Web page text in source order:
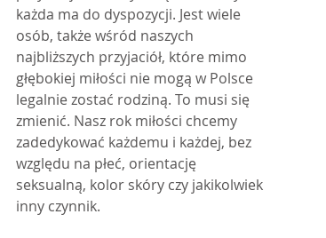
każda ma do dyspozycji. Jest wiele
osób, także wśród naszych
najbliższych przyjaciół, które mimo
głębokiej miłości nie mogą w Polsce
legalnie zostać rodziną. To musi się
zmienić. Nasz rok miłości chcemy
zadedykować każdemu i każdej, bez
względu na płeć, orientację
seksualną, kolor skóry czy jakikolwiek
inny czynnik.